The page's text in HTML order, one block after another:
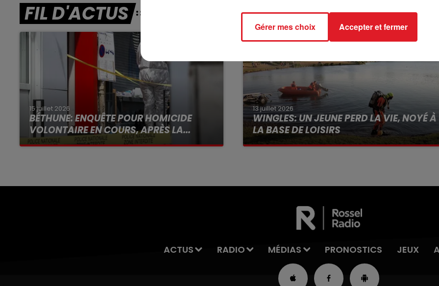
FIL D'ACTUS
15 juillet 2026
BÉTHUNE: ENQUÊTE POUR HOMICIDE
VOLONTAIRE EN COURS, APRÈS LA...
Selon les premiers éléments, le logement
13 juillet 2026
WINGLES: UN JEUNE PERD LA VIE, NOYÉ À
LA BASE DE LOISIRS
La victime a coulé à pic
ACTUS RADIO MÉDIAS PRONOSTICS JEUX
Gérer mes choix Accepter et fermer